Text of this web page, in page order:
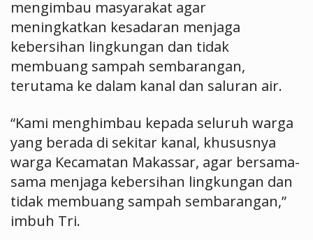
mengimbau masyarakat agar
meningkatkan kesadaran menjaga
kebersihan lingkungan dan tidak
membuang sampah sembarangan,
terutama ke dalam kanal dan saluran air.
“Kami menghimbau kepada seluruh warga
yang berada di sekitar kanal, khususnya
warga Kecamatan Makassar, agar bersama-
sama menjaga kebersihan lingkungan dan
tidak membuang sampah sembarangan,”
imbuh Tri.